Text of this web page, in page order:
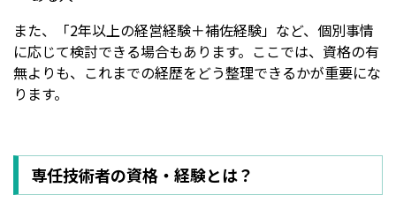
また、「2年以上の経営経験＋補佐経験」など、個別事情
に応じて検討できる場合もあります。ここでは、資格の有
無よりも、これまでの経歴をどう整理できるかが重要にな
ります。
専任技術者の資格・経験とは？